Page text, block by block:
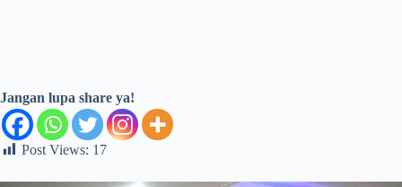
Jangan lupa share ya!
Post Views: 17